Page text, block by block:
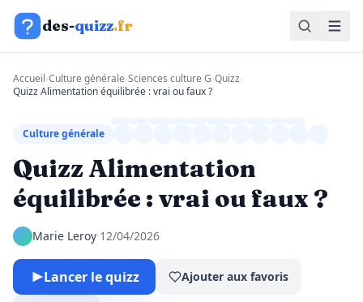
Aller au contenu
des-quizz.fr
Accueil›Culture générale›Sciences culture G›Quizz›
Quizz Alimentation équilibrée : vrai ou faux ?
Culture générale
Quizz Alimentation
équilibrée : vrai ou faux ?
Marie Leroy·12/04/2026
Lancer le quizz Ajouter aux favoris